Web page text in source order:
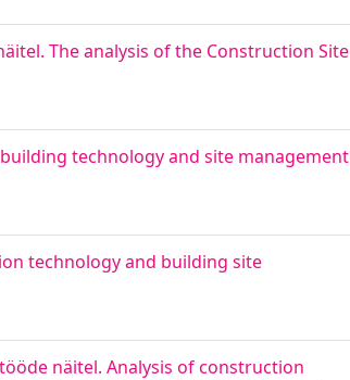
The analysis of the Construction Site
technology and site management
technology and building site
näitel. Analysis of construction